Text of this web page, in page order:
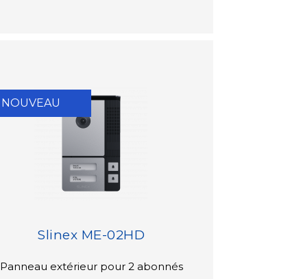
NOUVEAU
Slinex ME-02HD
Panneau extérieur pour 2 abonnés